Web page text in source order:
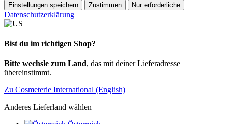
Einstellungen speichern Zustimmen Nur erforderliche
Datenschutzerklärung
Bist du im richtigen Shop?
Bitte wechsle zum Land, das mit deiner Lieferadresse
übereinstimmt.
Zu Cosmeterie International (English)
Anderes Lieferland wählen